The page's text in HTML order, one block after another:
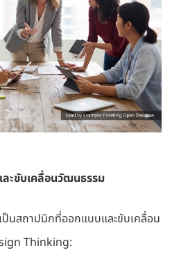
ะขับเคลื่อนวัฒนธรรม
นสถาปนิกที่ออกแบบและขับเคลื่อน
Thinking: